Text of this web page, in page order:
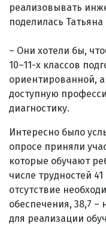
реализовывать
поделилась
– Они хотели бы,
10–11-х классов
ориентированной,
доступную
диагностику.
Интересно было
опросе приняли
которые обучают
числе трудностей
отсутствие
обеспечения, 38,7 –
для реализации